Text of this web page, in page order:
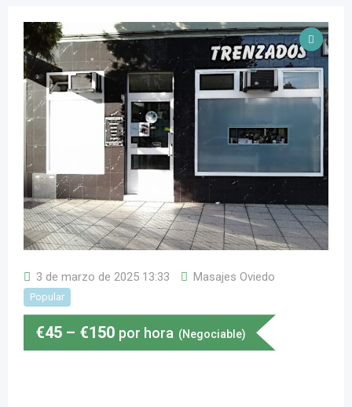
3 de marzo de 2025 13:33 Masajes Oviedo
Popular
€45 – €150 por hora (Negociable)